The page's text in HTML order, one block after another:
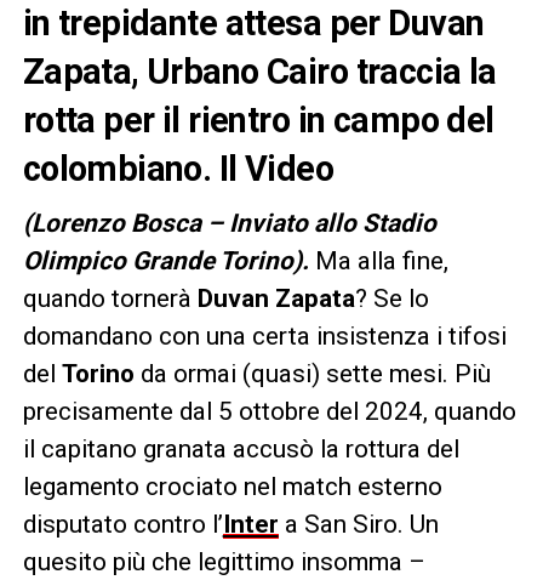
in trepidante attesa per Duvan
Zapata, Urbano Cairo traccia la
rotta per il rientro in campo del
colombiano. Il Video
(Lorenzo Bosca – Inviato allo Stadio
Olimpico Grande Torino). Ma alla fine,
quando tornerà Duvan Zapata? Se lo
domandano con una certa insistenza i tifosi
del Torino da ormai (quasi) sette mesi. Più
precisamente dal 5 ottobre del 2024, quando
il capitano granata accusò la rottura del
legamento crociato nel match esterno
disputato contro l’Inter a San Siro. Un
quesito più che legittimo insomma –